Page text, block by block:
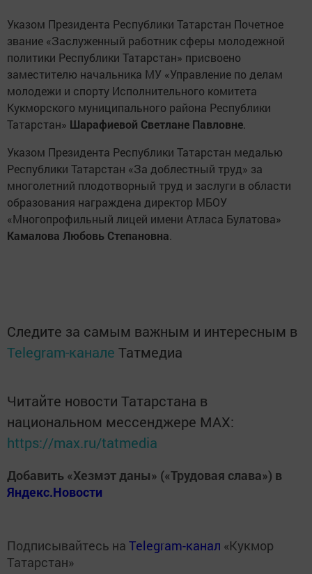
Указом Президента Республики Татарстан Почетное
звание «Заслуженный работник сферы молодежной
политики Республики Татарстан» присвоено
заместителю начальника МУ «Управление по делам
молодежи и спорту Исполнительного комитета
Кукморского муниципального района Республики
Татарстан» Шарафиевой Светлане Павловне.
Указом Президента Республики Татарстан медалью
Республики Татарстан «За доблестный труд» за
многолетний плодотворный труд и заслуги в области
образования награждена директор МБОУ
«Многопрофильный лицей имени Атласа Булатова»
Камалова Любовь Степановна.
Следите за самым важным и интересным в
Telegram-канале Татмедиа
Читайте новости Татарстана в
национальном мессенджере MАХ:
https://max.ru/tatmedia
Добавить «Хезмэт даны» («Трудовая слава») в
Яндекс.Новости
Подписывайтесь на Telegram-канал «Кукмор
Татарстан»